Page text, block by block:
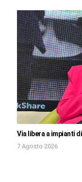
Via libera a impianti
7 Agosto 2026